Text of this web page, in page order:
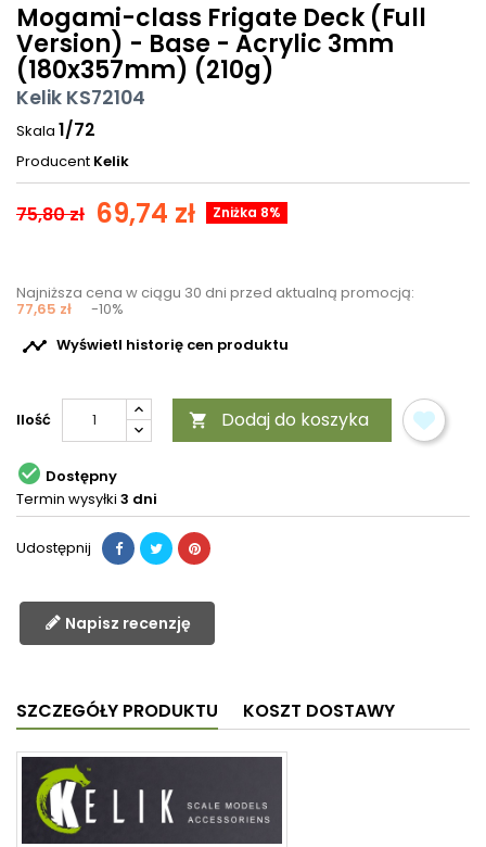
Mogami-class Frigate Deck (Full
Version) - Base - Acrylic 3mm
(180x357mm) (210g)
Kelik KS72104
Skala 1/72
Producent Kelik
75,80 zł 69,74 zł Zniżka 8%
Najniższa cena w ciągu 30 dni przed aktualną promocją:
77,65 zł -10%
 Wyświetl historię cen produktu
Ilość  Dodaj do koszyka
 Dostępny
Termin wysyłki 3 dni
Udostępnij
Napisz recenzję
SZCZEGÓŁY PRODUKTU KOSZT DOSTAWY